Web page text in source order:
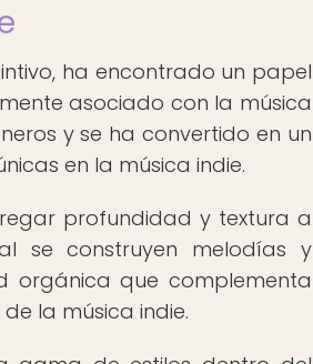
ha encontrado un papel
asociado con la música
y se ha convertido en un
en la música indie.
profundidad y textura a
se construyen melodías y
orgánica que complementa
la música indie.